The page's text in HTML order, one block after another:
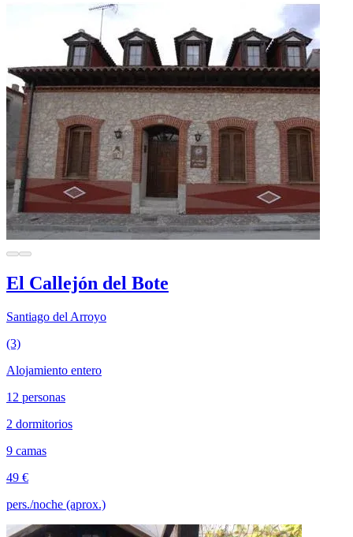
El Callejón del Bote
Santiago del Arroyo
(3)
Alojamiento entero
12 personas
2 dormitorios
9 camas
49 €
pers./noche (aprox.)